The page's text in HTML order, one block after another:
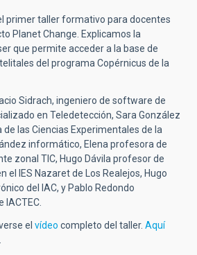
primer taller formativo para docentes
Planet Change. Explicamos la
que permite acceder a la base de
del programa Copérnicus de la
Sidrach, ingeniero de software de
en Teledetección, Sara González
las Ciencias Experimentales de la
informático, Elena profesora de
zonal TIC, Hugo Dávila profesor de
el IES Nazaret de Los Realejos, Hugo
del IAC, y Pablo Redondo
el vídeo completo del taller. Aquí